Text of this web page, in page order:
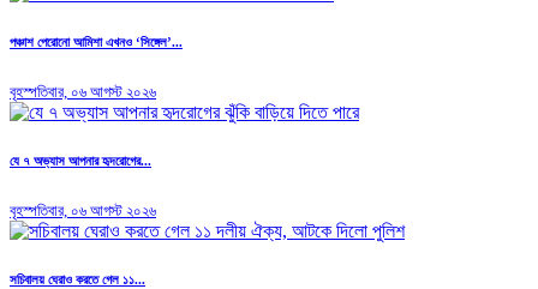
পঞ্চাশ পেরোনো আমিশা এখনও ‘সিঙ্গেল’...
বৃহস্পতিবার, ০৬ আগস্ট ২০২৬
যে ৭ অভ্যাস আপনার হৃদরোগের...
বৃহস্পতিবার, ০৬ আগস্ট ২০২৬
সচিবালয় ঘেরাও করতে গেল ১১...